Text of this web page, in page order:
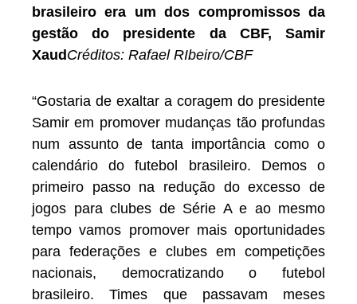
brasileiro era um dos compromissos da
gestão do presidente da CBF, Samir
XaudCréditos: Rafael RIbeiro/CBF
“Gostaria de exaltar a coragem do presidente
Samir em promover mudanças tão profundas
num assunto de tanta importância como o
calendário do futebol brasileiro. Demos o
primeiro passo na redução do excesso de
jogos para clubes de Série A e ao mesmo
tempo vamos promover mais oportunidades
para federações e clubes em competições
nacionais, democratizando o futebol
brasileiro. Times que passavam meses